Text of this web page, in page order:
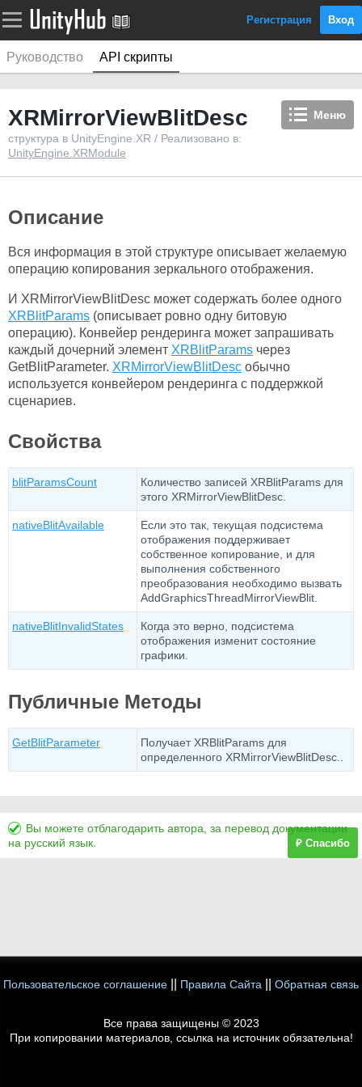
Регистрация Вход
Руководство API скрипты
Меню
XRMirrorViewBlitDesc
структура в UnityEngine.XR / Реализовано в:
UnityEngine.XRModule
Описание
Вся информация в этой структуре описывает желаемую
операцию копирования зеркального отображения.
И XRMirrorViewBlitDesc может содержать более одного
XRBlitParams (описывает ровно одну битовую
операцию). Конвейер рендеринга может запрашивать
каждый дочерний элемент XRBlitParams через
GetBlitParameter. XRMirrorViewBlitDesc обычно
используется конвейером рендеринга с поддержкой
сценариев.
Свойства
blitParamsCount
Количество записей XRBlitParams для
этого XRMirrorViewBlitDesc.
nativeBlitAvailable
Если это так, текущая подсистема
отображения поддерживает
собственное копирование, и для
выполнения собственного
преобразования необходимо вызвать
AddGraphicsThreadMirrorViewBlit.
nativeBlitInvalidStates
Когда это верно, подсистема
отображения изменит состояние
графики.
Публичные Методы
GetBlitParameter
Получает XRBlitParams для
определенного XRMirrorViewBlitDesc..
Вы можете отблагодарить автора, за перевод документации
на русский язык.
₽ Спасибо
Пользовательское соглашение Правила Сайта Обратная связь
Все права защищены © 2023
При копировании материалов, ссылка на источник обязательна!